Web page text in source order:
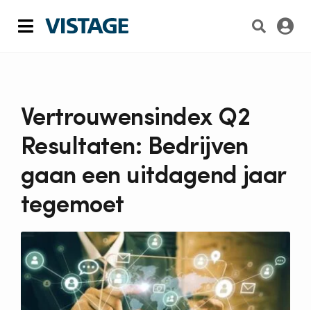
Toggle
De Vistage Chair
Inzichten & artikelen
Over Vistage
Vertrouwensindex Q2
Resultaten: Bedrijven
gaan een uitdagend jaar
tegemoet